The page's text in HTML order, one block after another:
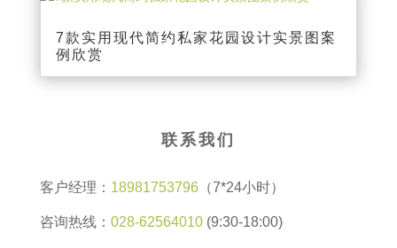
7款实用现代简约私家花园设计实景图案
例欣赏
联系我们
客户经理： 18981753796（7*24小时）
咨询热线： 028-62564010(9:30-18:00)